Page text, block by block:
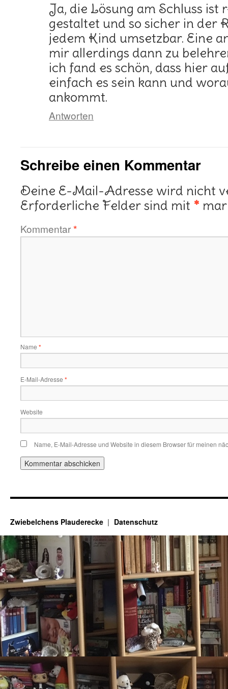
Ja, die Lösung am Schluss ist
gestaltet und so sicher in der
jedem Kind umsetzbar. Eine
mir allerdings dann zu
ich fand es schön, dass hier
einfach es sein kann und
ankommt.
Antworten
Schreibe einen Kommentar
Deine E-Mail-Adresse wird nicht
Erforderliche Felder sind mit *
Kommentar*
Name *
E-Mail-Adresse *
Website
Name, E-Mail-Adresse und Website in diesem Browser für meinen
Zwiebelchens Plauderecke Datenschutz